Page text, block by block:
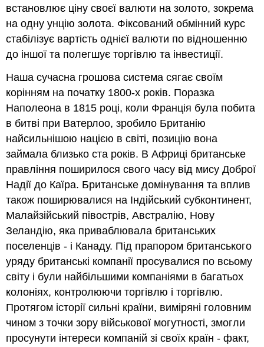
встановлює ціну своєї валюти на золото, зокрема
на одну унцію золота. Фіксований обмінний курс
стабілізує вартість однієї валюти по відношенню
до іншої та полегшує торгівлю та інвестиції.
Наша сучасна грошова система сягає своїм
корінням на початку 1800-х років. Поразка
Наполеона в 1815 році, коли Франція була побита
в битві при Ватерлоо, зробило Британію
найсильнішою нацією в світі, позицію вона
займала близько ста років. В Африці британське
правління поширилося свого часу від мису Доброї
Надії до Каїра. Британське домінування та вплив
також поширювалися на Індійський субконтинент,
Малайзійський півострів, Австралію, Нову
Зеландію, яка приваблювала британських
поселенців - і Канаду. Під прапором британського
уряду британські компанії просувалися по всьому
світу і були найбільшими компаніями в багатьох
колоніях, контролюючи торгівлю і торгівлю.
Протягом історії сильні країни, виміряні головним
чином з точки зору військової могутності, змогли
просунути інтереси компаній зі своїх країн - факт,